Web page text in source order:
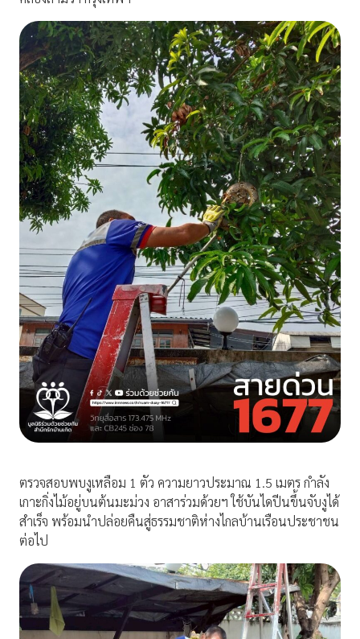
ตรวจสอบพบงูเหลือม 1 ตัว ความยาวประมาณ 1.5 เมตร กำลัง
เกาะกิ่งไม้อยู่บนต้นมะม่วง อาสาร่วมด้วยฯ ใช้บันไดปีนขึ้นจับงูได้
สำเร็จ พร้อมนำปล่อยคืนสู่ธรรมชาติห่างไกลบ้านเรือนประชาชน
ต่อไป